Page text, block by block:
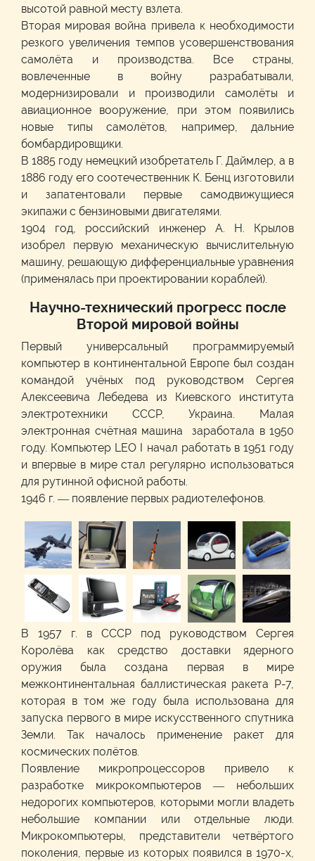
высотой равной месту взлета.
Вторая мировая война привела к необходимости
резкого увеличения темпов усовершенствования
самолёта и производства. Все страны,
вовлеченные в войну разрабатывали,
модернизировали и производили самолёты и
авиационное вооружение, при этом появились
новые типы самолётов, например, дальние
бомбардировщики.
В 1885 году немецкий изобретатель Г. Даймлер, а в
1886 году его соотечественник К. Бенц изготовили
и запатентовали первые самодвижущиеся
экипажи с бензиновыми двигателями.
1904 год, российский инженер А. Н. Крылов
изобрел первую механическую вычислительную
машину, решающую дифференциальные уравнения
(применялась при проектировании кораблей).
Научно-технический прогресс после
Второй мировой войны
Первый универсальный программируемый
компьютер в континентальной Европе был создан
командой учёных под руководством Сергея
Алексеевича Лебедева из Киевского института
электротехники СССР, Украина. Малая
электронная счётная машина заработала в 1950
году. Компьютер LEO I начал работать в 1951 году
и впервые в мире стал регулярно использоваться
для рутинной офисной работы.
1946 г. — появление первых радиотелефонов.
В 1957 г. в СССР под руководством Сергея
Королёва как средство доставки ядерного
оружия была создана первая в мире
межконтинентальная баллистическая ракета Р-7,
которая в том же году была использована для
запуска первого в мире искусственного спутника
Земли. Так началось применение ракет для
космических полётов.
Появление микропроцессоров привело к
разработке микрокомпьютеров — небольших
недорогих компьютеров, которыми могли владеть
небольшие компании или отдельные люди.
Микрокомпьютеры, представители четвёртого
поколения, первые из которых появился в 1970-х,